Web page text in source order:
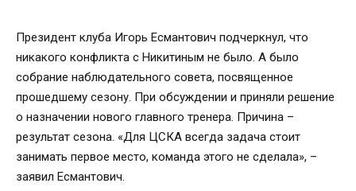
Президент клуба Игорь Есмантович подчеркнул, что
никакого конфликта с Никитиным не было. А было
собрание наблюдательного совета, посвященное
прошедшему сезону. При обсуждении и приняли решение
о назначении нового главного тренера. Причина –
результат сезона. «Для ЦСКА всегда задача стоит
занимать первое место, команда этого не сделала», –
заявил Есмантович.